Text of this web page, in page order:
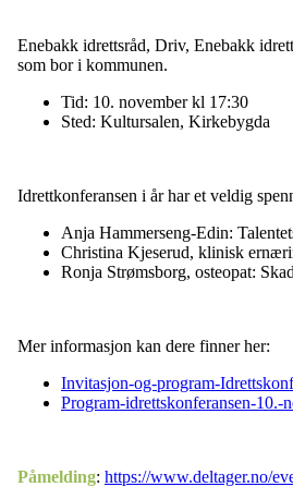
Enebakk idrettsråd, Driv, Enebakk
som bor i kommunen.
Tid: 10. november kl 17:30
Sted: Kultursalen, Kirkebygda
Idrettkonferansen i år har et veldig
Anja Hammerseng-Edin:
Christina Kjeserud, klinisk
Ronja Strømsborg, osteopat:
Mer informasjon kan dere finner her:
Invitasjon-og-program-
Program-idrettskonferansen-10.-
Påmelding: https://www.deltager.no/